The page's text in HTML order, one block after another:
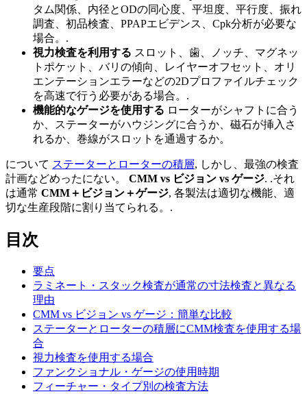
タム関係、内径とODの同心度、平坦度、平行度、振れ
調査、初品検査、PPAPエビデンス、Cpk分析が必要な
場合。.
視力検査を利用する スロット、歯、ノッチ、マグネッ
トポケット、バリの傾向、レイヤーオフセット、オリ
エンテーションエラーなどの2Dプロファイルチェック
を高速で行う必要がある場合。.
機能的なゲージを使用する ローターがシャフトに合う
か、ステーターがハウジングに合うか、磁石が挿入さ
れるか、巻線がスロットを通過するか。
について ステーターとローターの積層, しかし、最強の検査
計画などめったにない。 CMM vs ビジョン vs ゲージ. .それ
は通常 CMM＋ビジョン＋ゲージ, 各製法は適切な機能、適
切な生産段階に割り当てられる。.
目次
要点
ラミネート・スタック検査が通常の寸法検査と異なる
理由
CMM vs ビジョン vs ゲージ：簡単な比較
ステーターとローターの積層にCMM検査を使用する場
合
視力検査を使用する場合
ファンクショナル・ゲージの使用時期
フィーチャー・タイプ別の検査方法